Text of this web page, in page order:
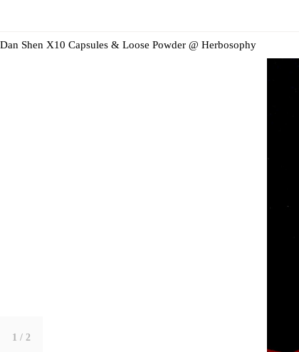
Dan Shen X10 Capsules & Loose Powder @ Herbosophy
1 / 2